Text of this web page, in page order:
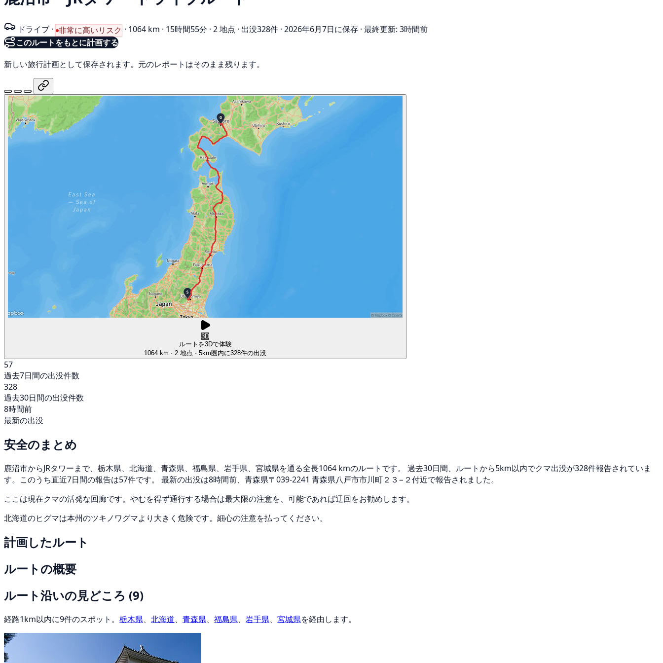
ドライブ · 非常に高いリスク · 1064 km · 15時間55分 · 2 地点 · 出没328件 · 2026年6月7日に保存 · 最終更新: 3時間前
このルートをもとに計画する
新しい旅行計画として保存されます。元のレポートはそのまま残ります。
3D
ルートを3Dで体験
1064 km · 2 地点 · 5km圏内に328件の出没
57
過去7日間の出没件数
328
過去30日間の出没件数
8時間前
最新の出没
安全のまとめ
鹿沼市からJRタワーまで、栃木県、北海道、青森県、福島県、岩手県、宮城県を通る全長1064 kmのルートです。 過去30日間、ルートから5km以内でクマ出没が328件報告されていま
す。このうち直近7日間の報告は57件です。 最新の出没は8時間前、青森県〒039-2241 青森県八戸市市川町２３−２付近で報告されました。
ここは現在クマの活発な回廊です。やむを得ず通行する場合は最大限の注意を、可能であれば迂回をお勧めします。
北海道のヒグマは本州のツキノワグマより大きく危険です。細心の注意を払ってください。
計画したルート
ルートの概要
ルート沿いの見どころ (9)
経路1km以内に9件のスポット。 栃木県、 北海道、 青森県、 福島県、 岩手県、 宮城県を経由します。